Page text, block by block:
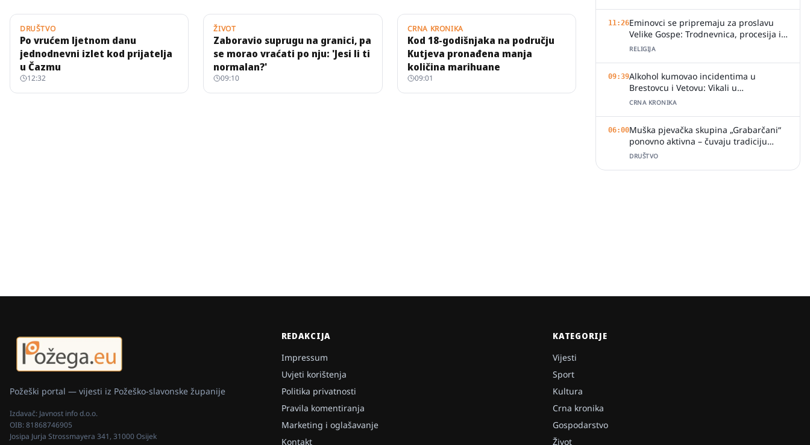
DRUŠTVO
Po vrućem ljetnom danu
jednodnevni izlet kod prijatelja
u Čazmu
12:32
ŽIVOT
Zaboravio suprugu na granici, pa
se morao vraćati po nju: 'Jesi li ti
normalan?'
09:10
CRNA KRONIKA
Kod 18-godišnjaka na području
Kutjeva pronađena manja
količina marihuane
09:01
11:26Eminovci se pripremaju za proslavu
Velike Gospe: Trodnevnica, procesija i
svečano misno slavlje
RELIGIJA
09:39Alkohol kumovao incidentima u
Brestovcu i Vetovu: Vikali u
ugostiteljskim objektima, jedan zalio
CRNA KRONIKA
06:00Muška pjevačka skupina „Grabarčani“
ponovno aktivna – čuvaju tradiciju
izvornog slavonskog pjevanja
DRUŠTVO
Požeški portal — vijesti iz Požeško-slavonske županije
Izdavač: Javnost info d.o.o.
OIB:81868746905
Josipa Jurja Strossmayera 341, 31000 Osijek
REDAKCIJA
Impressum
Uvjeti korištenja
Politika privatnosti
Pravila komentiranja
Marketing i oglašavanje
Kontakt
KATEGORIJE
Vijesti
Sport
Kultura
Crna kronika
Gospodarstvo
Život